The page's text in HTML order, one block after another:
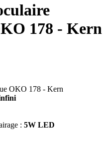
178 - Kern
OKO 178 - Kern
: 5W LED